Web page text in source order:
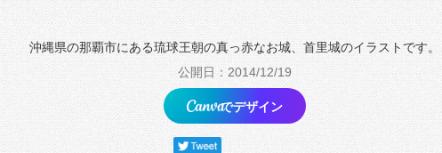
沖縄県の那覇市にある琉球王朝の真っ赤なお城、首里城のイラストです。
公開日：2014/12/19
でデザイン